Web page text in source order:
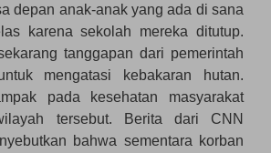
depan anak-anak yang ada di sana
karena sekolah mereka ditutup.
tanggapan dari pemerintah
mengatasi kebakaran hutan.
pada kesehatan masyarakat
tersebut. Berita dari CNN
bahwa sementara korban